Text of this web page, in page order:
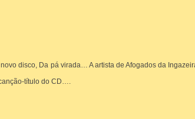
disco, Da pá virada… A artista de Afogados da
título do CD….